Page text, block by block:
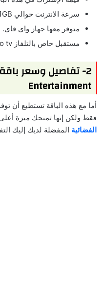
سرعة الانترنت حوالي 1GB في الثانية الواحدة.
متوفر معها جهاز واي فاي.
مستقبل خاص بالتلفاز Ooredoo tv.
Entertainment
فقط ولكن إنها تمنحك ميزة
الفضائية المفضلة لديك إليك